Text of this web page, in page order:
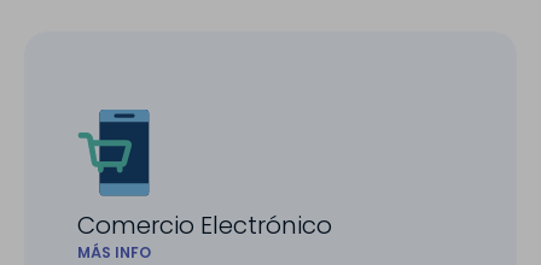
Comercio Electrónico
MÁS INFO